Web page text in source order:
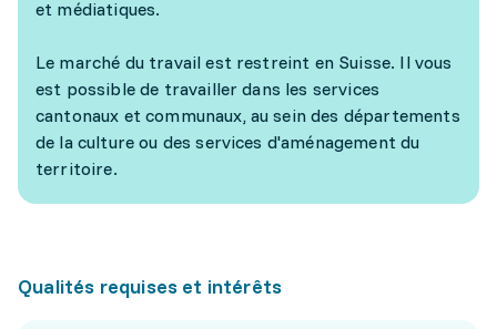
et médiatiques.
Le marché du travail est restreint en Suisse. Il vous
est possible de travailler dans les services
cantonaux et communaux, au sein des départements
de la culture ou des services d'aménagement du
territoire.
Qualités requises et intérêts